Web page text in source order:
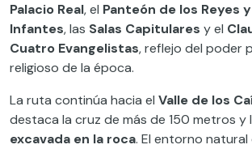
Palacio Real, el Panteón de los Reyes
Infantes, las Salas Capitulares y el
Cuatro Evangelistas, reflejo del poder
religioso de la época.
La ruta continúa hacia el Valle de los
destaca la cruz de más de 150 metros y
excavada en la roca. El entorno natural